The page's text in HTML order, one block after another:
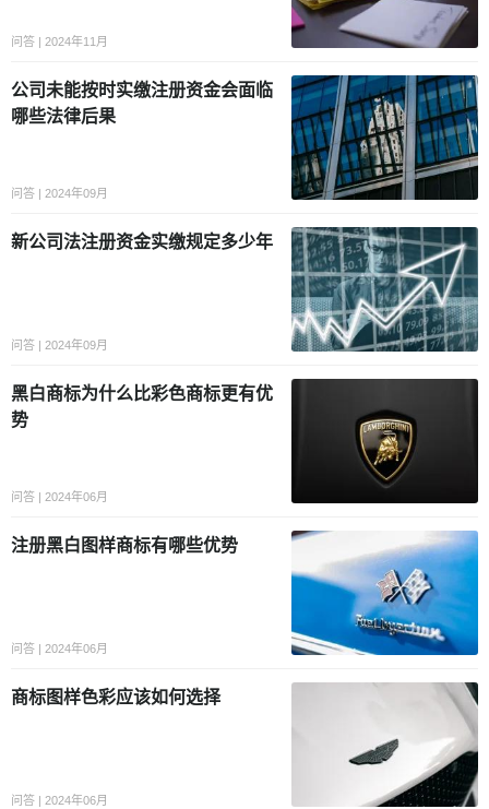
问答 | 2024年11月
公司未能按时实缴注册资金会面临
哪些法律后果
问答 | 2024年09月
新公司法注册资金实缴规定多少年
问答 | 2024年09月
黑白商标为什么比彩色商标更有优
势
问答 | 2024年06月
注册黑白图样商标有哪些优势
问答 | 2024年06月
商标图样色彩应该如何选择
问答 | 2024年06月